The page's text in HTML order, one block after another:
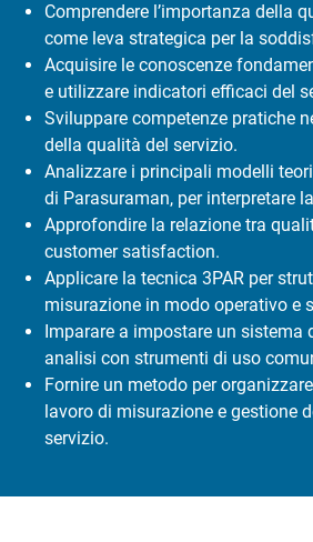
Comprendere l’importanza della
come leva strategica per la
Acquisire le conoscenze
e utilizzare indicatori efficaci del
Sviluppare competenze pratiche
della qualità del servizio.
Analizzare i principali modelli
di Parasuraman, per interpretare
Approfondire la relazione tra
customer satisfaction.
Applicare la tecnica 3PAR per
misurazione in modo operativo e
Imparare a impostare un sistema
analisi con strumenti di uso
Fornire un metodo per
lavoro di misurazione e gestione
servizio.